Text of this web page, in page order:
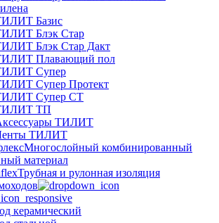
Базис
Блэк Стар
Блэк Стар Дакт
Плавающий пол
Супер
Супер Протект
Супер СТ
ТП
ТИЛИТ
ТИЛИТ
Многослойный комбинированный
материал
Трубная и рулонная изоляция
керамический